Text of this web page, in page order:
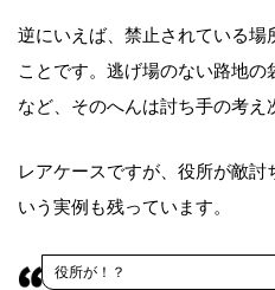
逆にいえば、禁止されている場
ことです。逃げ場のない路地
など、そのへんは討ち手の考え
レアケースですが、役所が敵討
いう実例も残っています。
役所が！？